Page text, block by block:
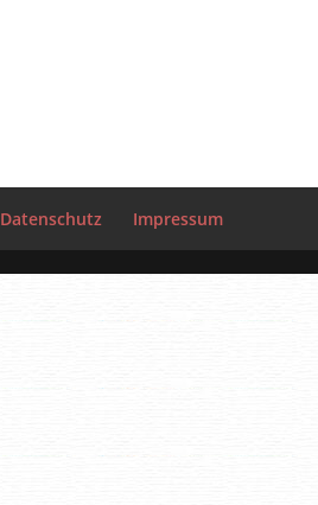
Datenschutz Impressum